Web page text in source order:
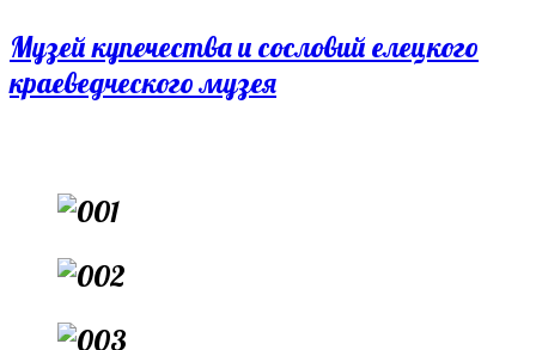
Перейти
к
Музей купечества и сословий елецкого
краеведческого музея